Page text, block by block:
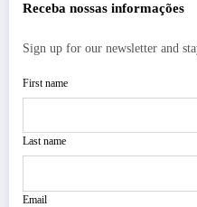
Receba nossas informações
Sign up for our newsletter and
First name
Last name
Email